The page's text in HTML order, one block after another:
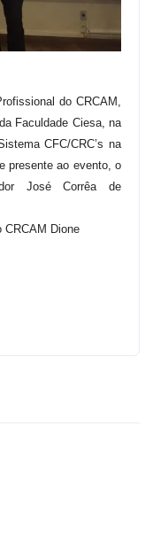
do CRCAM,
Faculdade Ciesa, na
CFC/CRC’s na
presente ao evento, o
José Corrêa de
CRCAM Dione